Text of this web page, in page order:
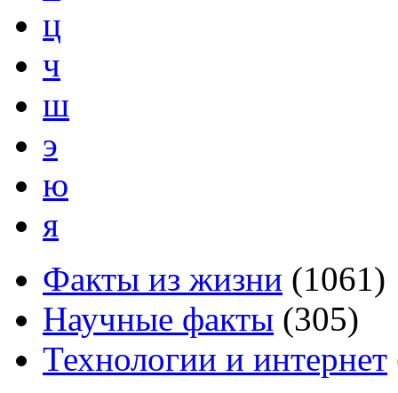
ц
ч
ш
э
ю
я
Факты из жизни (1061)
Научные факты (305)
Технологии и интернет